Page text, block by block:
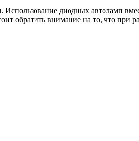
диодных автоламп
обратить внимание на то, что при